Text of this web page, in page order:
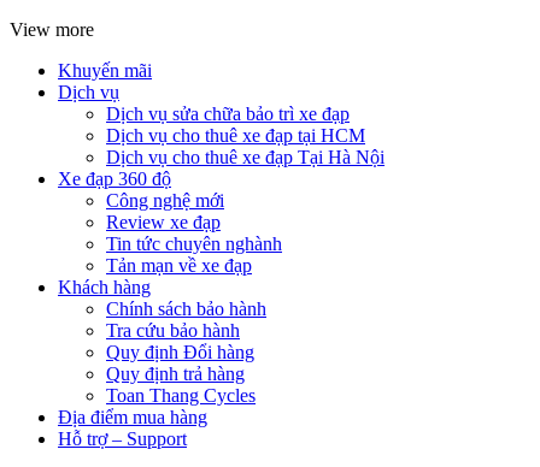
View more
Khuyến mãi
Dịch vụ
Dịch vụ sửa chữa bảo trì xe đạp
Dịch vụ cho thuê xe đạp tại HCM
Dịch vụ cho thuê xe đạp Tại Hà Nội
Xe đạp 360 độ
Công nghệ mới
Review xe đạp
Tin tức chuyên nghành
Tản mạn về xe đạp
Khách hàng
Chính sách bảo hành
Tra cứu bảo hành
Quy định Đổi hàng
Quy định trả hàng
Toan Thang Cycles
Địa điểm mua hàng
Hỗ trợ – Support